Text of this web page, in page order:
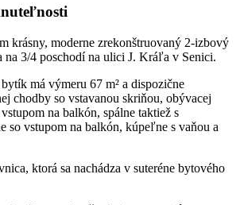
krásny, moderne zrekonštruovaný 2-izbový
na 3/4 poschodí na ulici J. Kráľa v Senici.
má výmeru 67 m² a dispozične
chodby so vstavanou skriňou, obývacej
na balkón, spálne taktiež s
so vstupom na balkón, kúpeľne s vaňou a
ktorá sa nachádza v suteréne bytového